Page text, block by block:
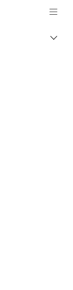
Canon Logo, back
Skift